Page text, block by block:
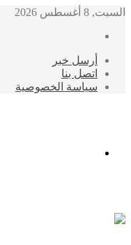
السبت, 8 أغسطس 2026
أرسل خبر
اتصل بنا
سياسة الخصوصية